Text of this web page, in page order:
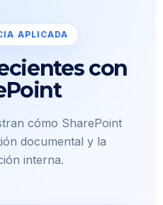
APLICADA
con
cómo SharePoint
documental y la
interna.